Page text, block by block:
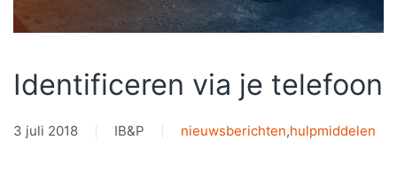
Identificeren via je telefoon
3 juli 2018 IB&P nieuwsberichten,hulpmiddelen